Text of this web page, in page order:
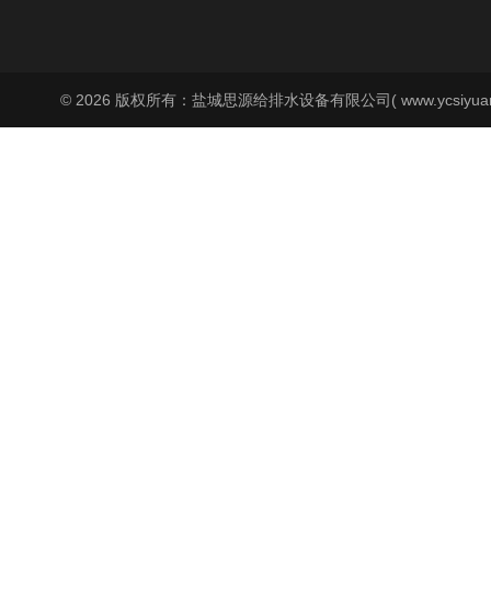
© 2026 版权所有：盐城思源给排水设备有限公司(